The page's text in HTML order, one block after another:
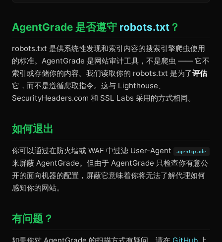
AgentGrade 是否遵守 robots.txt ？
robots.txt 是供系统性发现和索引内容的搜索引擎爬虫使用
的标准。AgentGrade 是网站审计工具，不是爬虫 —— 它不
索引或存储你的内容。我们读取你的 robots.txt 是为了评估
它，而不是遵循爬取指令。这与 Lighthouse、
SecurityHeaders.com 和 SSL Labs 采用的方式相同。
如何退出
你可以通过在防火墙或 WAF 中过滤 User-Agent agentgrade
来屏蔽 AgentGrade。但由于 AgentGrade 只检查你有意公
开的面向机器的配置，屏蔽它意味着你将无法了解代理如何
感知你的网站。
有问题？